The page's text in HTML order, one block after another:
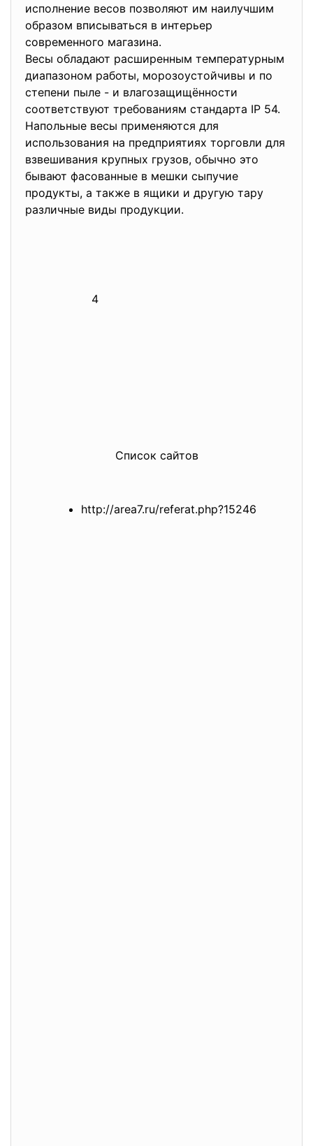
исполнение весов позволяют им наилучшим
образом вписываться в интерьер
современного магазина.
Весы обладают расширенным температурным
диапазоном работы, морозоустойчивы и по
степени пыле - и влагозащищённости
соответствуют требованиям стандарта IP 54.
Напольные весы применяются для
использования на предприятиях торговли для
взвешивания крупных грузов, обычно это
бывают фасованные в мешки сыпучие
продукты, а также в ящики и другую тару
различные виды продукции.
4
Список сайтов
http://area7.ru/referat.php?15246